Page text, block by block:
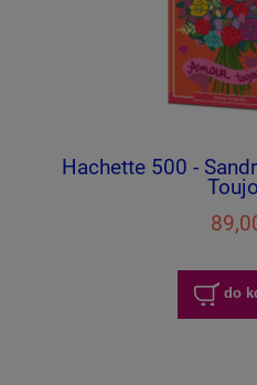
Hachette 500 -
do